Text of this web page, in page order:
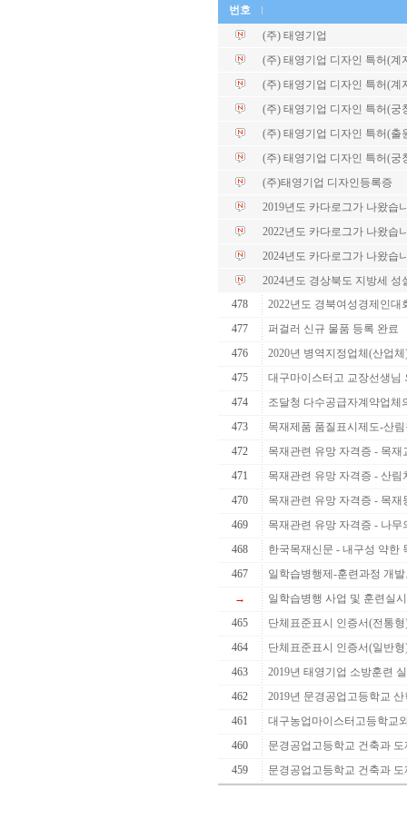
번호
(주) 태영기업
(주) 태영기업 디자인 특허(계
(주) 태영기업 디자인 특허(계
(주) 태영기업 디자인 특허(궁
(주) 태영기업 디자인 특허(출
(주) 태영기업 디자인 특허(궁
(주)태영기업 디자인등록증
2019년도 카다로그가 나왔습
2022년도 카다로그가 나왔습
2024년도 카다로그가 나왔습
2024년도 경상북도 지방세
478
2022년도 경북여성경제인대
477
퍼걸러 신규 물품 등록 완료
476
2020년 병역지정업체(산업
475
대구마이스터고 교장선생님
474
조달청 다수공급자계약업체
473
목재제품 품질표시제도-산
472
목재관련 유망 자격증 - 목재
471
목재관련 유망 자격증 - 산림
470
목재관련 유망 자격증 - 목재
469
목재관련 유망 자격증 - 나무
468
한국목재신문 - 내구성 약한
467
일학습병행제-훈련과정 개
→
일학습병행 사업 및 훈련실
465
단체표준표시 인증서(전통형
464
단체표준표시 인증서(일반형
463
2019년 태영기업 소방훈련
462
2019년 문경공업고등학교
461
대구농업마이스터고등학교
460
문경공업고등학교 건축과
459
문경공업고등학교 건축과